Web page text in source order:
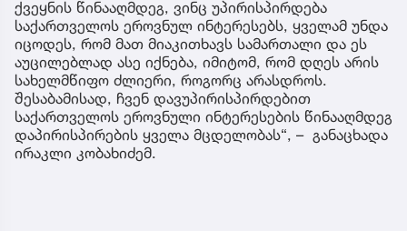
ქვეყნის წინააღმდეგ, ვინც უპირისპირდება
საქართველოს ეროვნულ ინტერესებს, ყველამ უნდა
იცოდეს, რომ მათ მიაკითხავს სამართალი და ეს
აუცილებლად ასე იქნება, იმიტომ, რომ დღეს არის
სახელმწიფო ძლიერი, როგორც არასდროს.
შესაბამისად, ჩვენ დავუპირისპირდებით
საქართველოს ეროვნული ინტერესების წინააღმდეგ
დაპირისპირების ყველა მცდელობას“, – განაცხადა
ირაკლი კობახიძემ.